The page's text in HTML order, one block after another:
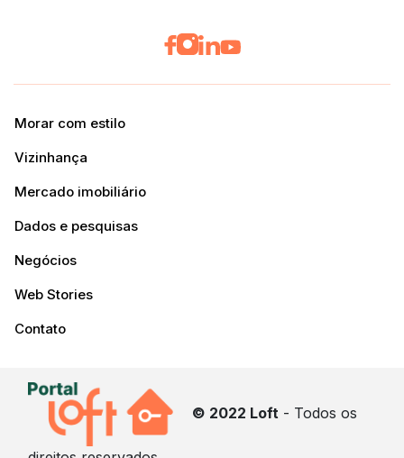
Morar com estilo
Vizinhança
Mercado imobiliário
Dados e pesquisas
Negócios
Web Stories
Contato
© 2022 Loft - Todos os